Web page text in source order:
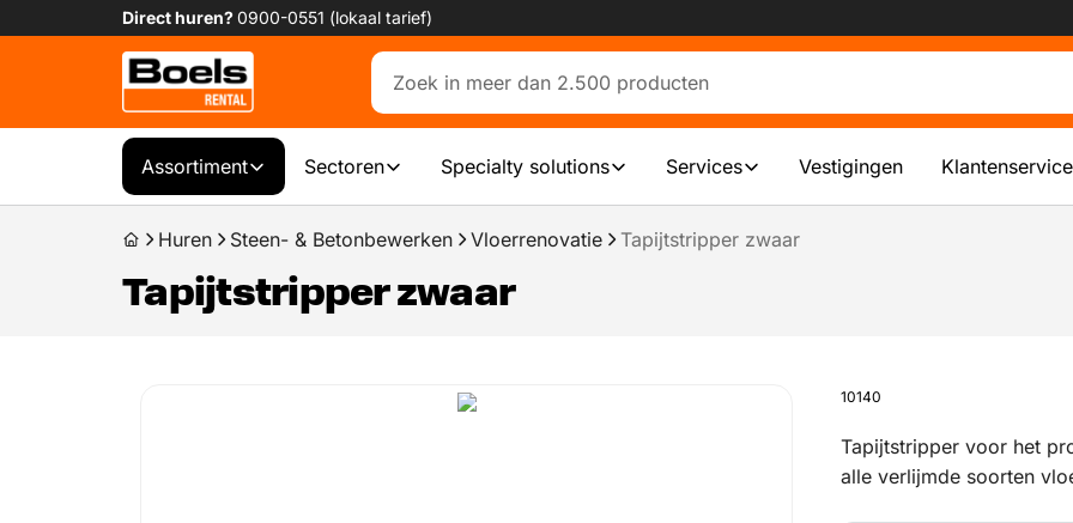
Direct huren?0900-0551 (lokaal tarief)
Assortiment Sectoren Specialty solutions Services Vestigingen Klantenservice
Huren Steen- & Betonbewerken Vloerrenovatie Tapijtstripper zwaar
Tapijtstripper zwaar
10140
Tapijtstripper voor het
alle verlijmde soorten